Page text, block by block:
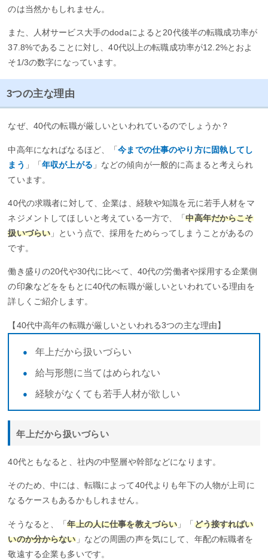
のは当然かもしれません。
また、人材サービス大手のdodaによると20代後半の転職成功率が
37.8%であることに対し、40代以上の転職成功率が12.2%とおよ
そ1/3の数字になっています。
3つの主な理由
なぜ、40代の転職が厳しいといわれているのでしょうか？
中高年になればなるほど、「今までの仕事のやり方に固執してし
まう 」「年収が上がる 」などの傾向が一般的に高まると考えられ
ています。
40代の求職者に対して、企業は、経験や知識を元に若手人材をマ
ネジメントしてほしいと考えている一方で、「中高年だからこそ
扱いづらい 」という点で、採用をためらってしまうことがあるの
です。
働き盛りの20代や30代に比べて、40代の労働者や採用する企業側
の印象などををもとに40代の転職が厳しいといわれている理由を
詳しくご紹介します。
【40代中高年の転職が厳しいといわれる3つの主な理由】
年上だから扱いづらい
給与形態に当てはめられない
経験がなくても若手人材が欲しい
年上だから扱いづらい
40代ともなると、社内の中堅層や幹部などになります。
そのため、中には、転職によって40代よりも年下の人物が上司に
なるケースもあるかもしれません。
そうなると、「年上の人に仕事を教えづらい 」「 どう接すればい
いのか分からない」などの周囲の声を気にして、年配の転職者を
敬遠する企業も多いです。